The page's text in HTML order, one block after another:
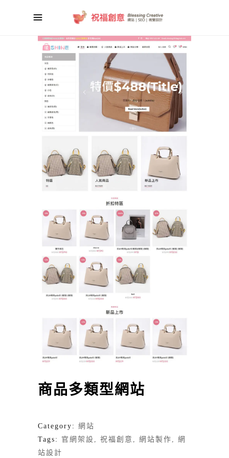
商品多類型網站
Category: 網站
Tags:
官網架設 祝福創意 網站製作
網
站設計